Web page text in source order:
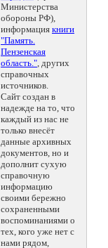
Министерства
обороны РФ),
информация книги
"Память.
Пензенская
область.", других
справочных
источников.
Сайт создан в
надежде на то, что
каждый из нас не
только внесёт
данные архивных
документов, но и
дополнит сухую
справочную
информацию
своими бережно
сохраненными
воспоминаниями о
тех, кого уже нет с
нами рядом,